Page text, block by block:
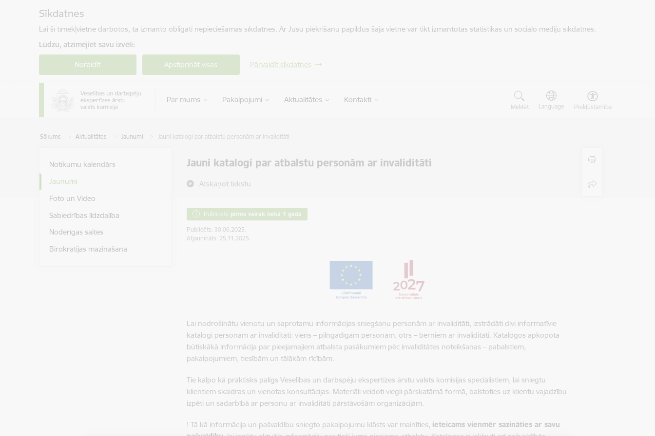
Sīkdatnes
Lai šī tīmekļvietne darbotos, tā izmanto obligāti nepieciešamās sīkdatnes. Ar Jūsu piekrišanu papildus šajā vietnē var tikt izmantotas statistikas un sociālo mediju sīkdatnes.
Lūdzu, atzīmējiet savu izvēli:
Noraidīt Apstiprināt visas Pārvaldīt sīkdatnes
Par mums Pakalpojumi Aktualitātes Kontakti
Meklēt Language Piekļūstamība
Sākums Aktualitātes Jaunumi Jauni katalogi par atbalstu personām ar invaliditāti
Jauni katalogi par atbalstu personām ar invaliditāti
Atskaņot tekstu
Notikumu kalendārs
Jaunumi
Foto un Video
Sabiedrības līdzdalība
Noderīgas saites
Birokrātijas mazināšana
Publicēts pirms vairāk nekā 1 gada
Publicēts: 30.06.2025.
Atjaunināts: 25.11.2025.
Lai nodrošinātu vienotu un saprotamu informācijas sniegšanu personām ar invaliditāti, izstrādāti divi informatīvie
katalogi personām ar invaliditāti: viens – pilngadīgām personām, otrs – bērniem ar invaliditāti. Katalogos apkopota
būtiskākā informācija par pieejamajiem atbalsta pasākumiem pēc invaliditātes noteikšanas – pabalstiem,
pakalpojumiem, tiesībām un tālākām rīcībām.
Tie kalpo kā praktisks palīgs Veselības un darbspēju ekspertīzes ārstu valsts komisijas speciālistiem, lai sniegtu
klientiem skaidras un vienotas konsultācijas. Materiāli veidoti viegli pārskatāmā formā, balstoties uz klientu vajadzību
izpēti un sadarbībā ar personu ar invaliditāti pārstāvošām organizācijām.
! Tā kā informācija un pašvaldību sniegto pakalpojumu klāsts var mainīties, ieteicams vienmēr sazināties ar savu